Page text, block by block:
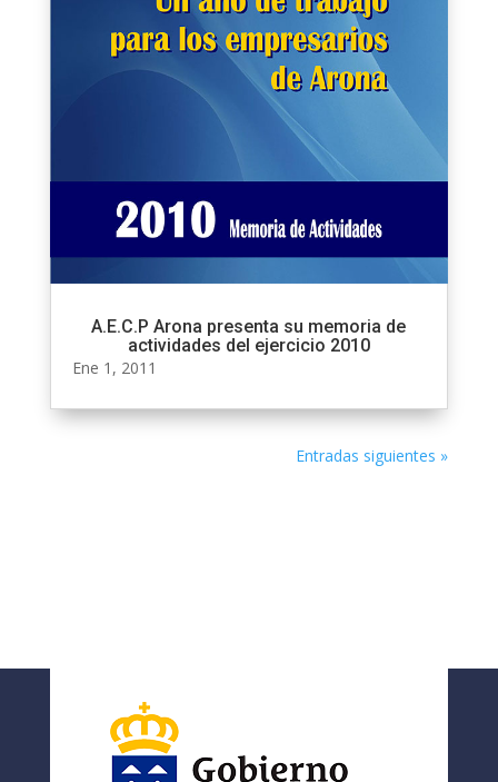
A.E.C.P Arona presenta su memoria de
actividades del ejercicio 2010
Ene 1, 2011
Entradas siguientes »